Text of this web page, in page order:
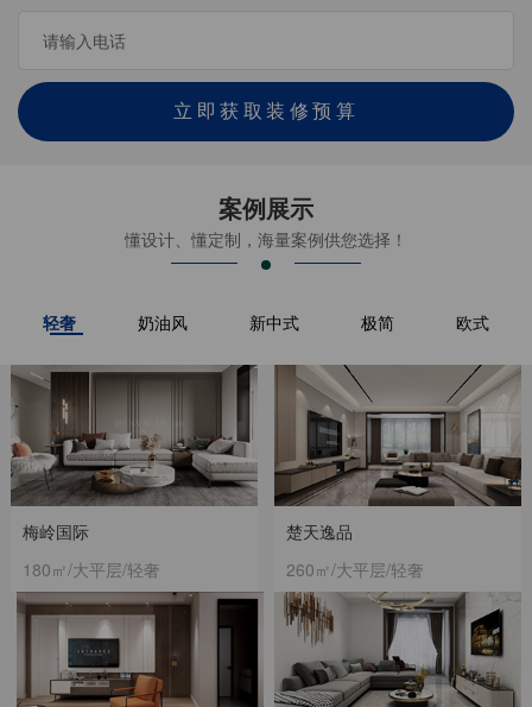
立即获取装修预算
案例展示
懂设计、懂定制，海量案例供您选择！
轻奢 奶油风 新中式 极简 欧式
梅岭国际
180㎡/大平层/轻奢
楚天逸品
260㎡/大平层/轻奢